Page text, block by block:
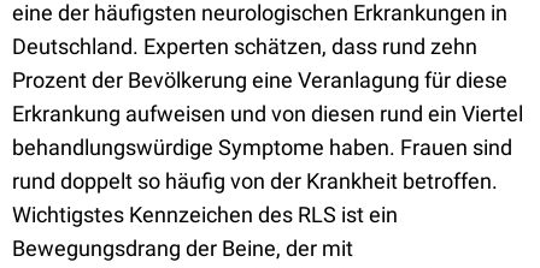
eine der häufigsten neurologischen Erkrankungen in
Deutschland. Experten schätzen, dass rund zehn
Prozent der Bevölkerung eine Veranlagung für diese
Erkrankung aufweisen und von diesen rund ein Viertel
behandlungswürdige Symptome haben. Frauen sind
rund doppelt so häufig von der Krankheit betroffen.
Wichtigstes Kennzeichen des RLS ist ein
Bewegungsdrang der Beine, der mit